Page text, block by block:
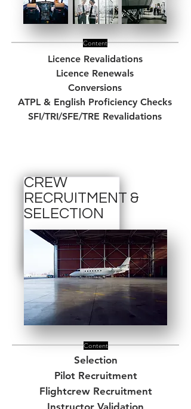
Content
Licence Revalidations
Licence Renewals
Conversions
ATPL & English Proficiency Checks
SFI/TRI/SFE/TRE Revalidations
CREW
RECRUITMENT &
SELECTION
Content
Selection
Pilot Recruitment
Flightcrew Recruitment
Instructor Validation